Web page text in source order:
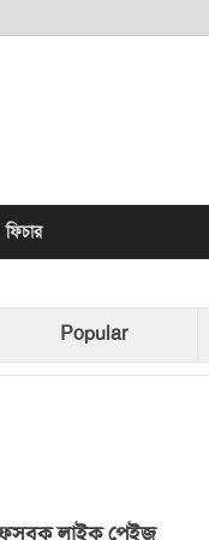
ফিচার
Popular
লাইক পেইজ